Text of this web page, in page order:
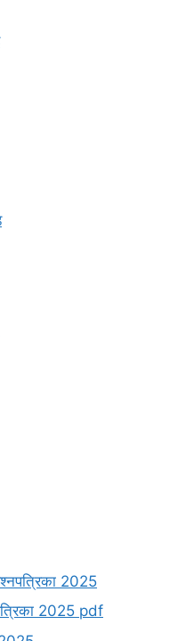
2025
2025 pdf